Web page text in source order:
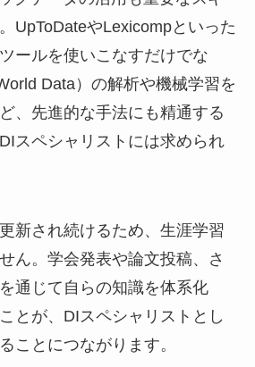
UpToDateやLexicompといった
ールを使いこなすだけでな
Data）の解析や機械学習を
、先進的な手法にも精通する
スペシャリストには求められ
新され続けるため、生涯学習
ん。学会発表や論文投稿、さ
通じて自らの知識を体系化
とが、DIスペシャリストとし
ことにつながります。